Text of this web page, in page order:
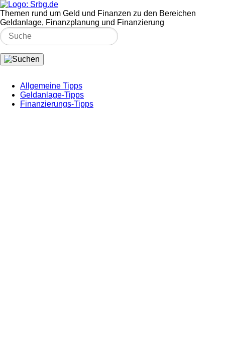
Themen rund um Geld und Finanzen zu den Bereichen
Geldanlage, Finanzplanung und Finanzierung
Allgemeine Tipps
Geldanlage-Tipps
Finanzierungs-Tipps